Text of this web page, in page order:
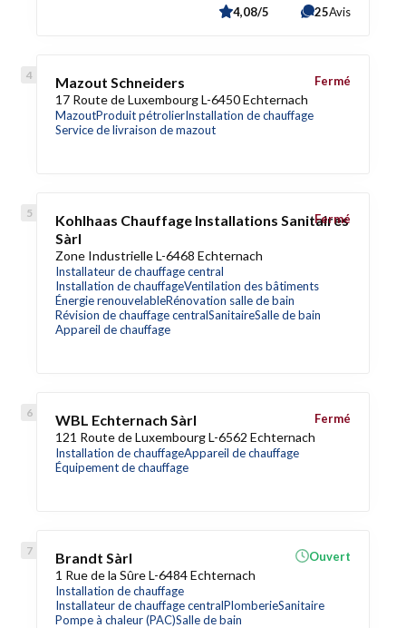
4,08/5 25Avis
Mazout Schneiders
17 Route de Luxembourg L-6450 Echternach
MazoutProduit pétrolierInstallation de chauffage
Service de livraison de mazout
Fermé
Kohlhaas Chauffage Installations Sanitaires
Sàrl
Zone Industrielle L-6468 Echternach
Installateur de chauffage central
Installation de chauffageVentilation des bâtiments
Énergie renouvelableRénovation salle de bain
Révision de chauffage centralSanitaireSalle de bain
Appareil de chauffage
Fermé
WBL Echternach Sàrl
121 Route de Luxembourg L-6562 Echternach
Installation de chauffageAppareil de chauffage
Équipement de chauffage
Fermé
Brandt Sàrl
1 Rue de la Sûre L-6484 Echternach
Installation de chauffage
Installateur de chauffage centralPlomberieSanitaire
Pompe à chaleur (PAC)Salle de bain
Ouvert